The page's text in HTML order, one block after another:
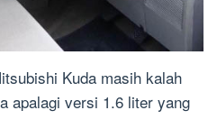
Kuda masih kalah
apalagi versi 1.6 liter yang